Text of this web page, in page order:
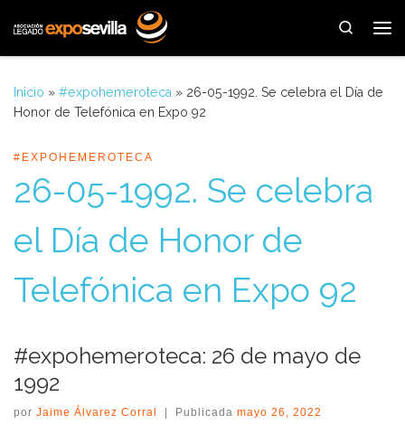
Saltar al contenido
Search
Inicio » #expohemeroteca » 26-05-1992. Se celebra el Día de
Honor de Telefónica en Expo 92
#EXPOHEMEROTECA
26-05-1992. Se celebra
el Día de Honor de
Telefónica en Expo 92
#expohemeroteca: 26 de mayo de
1992
por Jaime Álvarez Corral Publicada mayo 26, 2022